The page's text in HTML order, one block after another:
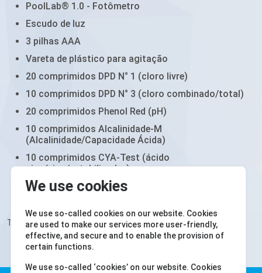
We use cookies
We use so-called cookies on our website. Cookies
are used to make our services more user-friendly,
effective, and secure and to enable the provision of
certain functions.
We use so-called ‘cookies’ on our website. Cookies
PoolLab® 1.0 - Fotômetro
Escudo de luz
3 pilhas AAA
Vareta de plástico para agitação
20 comprimidos DPD N° 1 (cloro livre)
10 comprimidos DPD N° 3 (cloro combinado/total)
20 comprimidos Phenol Red (pH)
10 comprimidos Alcalinidade-M
(Alcalinidade/Capacidade Ácida)
10 comprimidos CYA-Test (ácido
cianúrico/estabilizador)
Manual impresso
Todas as pastilhas são de grau fotométrico!